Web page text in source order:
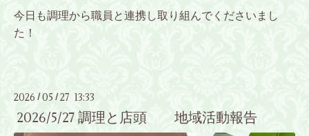
今日も調理から職員と連携し取り組んでくださいまし
た！
2026 /05 / 27 13:33
2026/5/27 調理と店頭 地域活動報告